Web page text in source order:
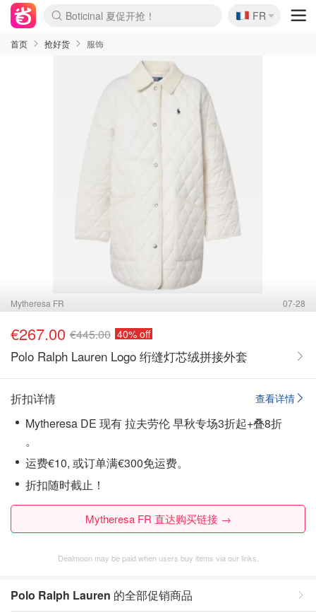
Boticinal 夏促开抢！
4折！lulu周四疯狂上新
还没结束！&OtherStories大促
Joybuy变相75折 随时失效
速领！Stanley独家85折
疑似霸哥！Camper额外叠85折
Zalando 奥莱闪促！每日更新
Moncler反季囤！5折起+叠9折
Coach Brooklyn仅€192
🇫🇷
FR
首页 抢好货 服饰
Mytheresa FR 07-28
€267.00 €445.00 40% off
Polo Ralph Lauren Logo 绗缝灯芯绒拼接外套
查看详情
折扣详情
Mytheresa DE 现有 拉夫劳伦 早秋专场3折起+叠8折
。
运费€10, 或订单满€300免运费。
折扣随时截止！
Mytheresa FR 直达购买链接 →
Dealmoon may be paid when users buy items via our links.
Polo Ralph Lauren 的全部促销商品